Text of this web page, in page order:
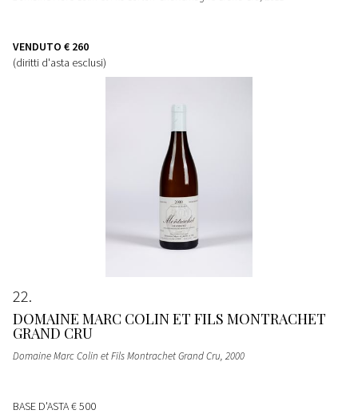
VENDUTO € 260
(diritti d'asta esclusi)
22
DOMAINE MARC COLIN ET FILS MONTRACHET
GRAND CRU
Domaine Marc Colin et Fils Montrachet Grand Cru, 2000
BASE D'ASTA€ 500